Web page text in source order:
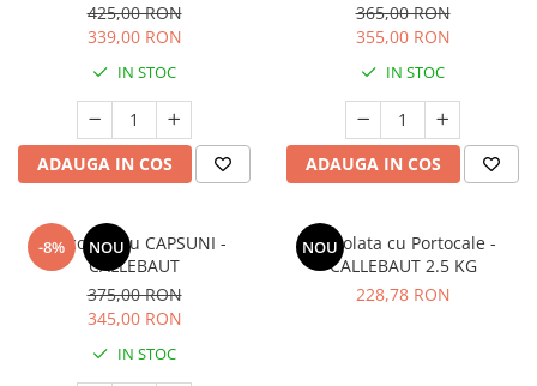
425,00 RON
339,00 RON
IN STOC
ADAUGA IN COS
365,00 RON
355,00 RON
IN STOC
ADAUGA IN COS
-8% NOU
Ciocolata cu CAPSUNI -
CALLEBAUT
375,00 RON
345,00 RON
IN STOC
NOU
Ciocolata cu Portocale -
CALLEBAUT 2.5 KG
228,78 RON